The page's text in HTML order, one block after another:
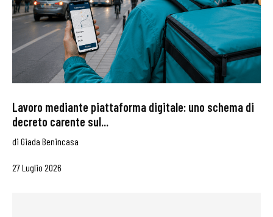
Lavoro mediante piattaforma digitale: uno schema di
decreto carente sul...
di Giada Benincasa
27 Luglio 2026